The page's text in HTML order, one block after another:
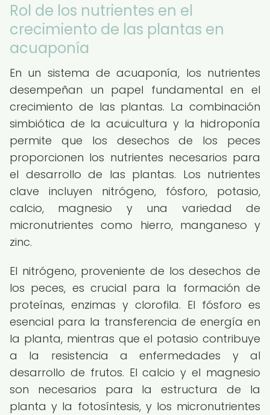
Rol de los nutrientes en el
crecimiento de las plantas en
acuaponía
En un sistema de acuaponía, los nutrientes
desempeñan un papel fundamental en el
crecimiento de las plantas. La combinación
simbiótica de la acuicultura y la hidroponía
permite que los desechos de los peces
proporcionen los nutrientes necesarios para
el desarrollo de las plantas. Los nutrientes
clave incluyen nitrógeno, fósforo, potasio,
calcio, magnesio y una variedad de
micronutrientes como hierro, manganeso y
zinc.
El nitrógeno, proveniente de los desechos de
los peces, es crucial para la formación de
proteínas, enzimas y clorofila. El fósforo es
esencial para la transferencia de energía en
la planta, mientras que el potasio contribuye
a la resistencia a enfermedades y al
desarrollo de frutos. El calcio y el magnesio
son necesarios para la estructura de la
planta y la fotosíntesis, y los micronutrientes